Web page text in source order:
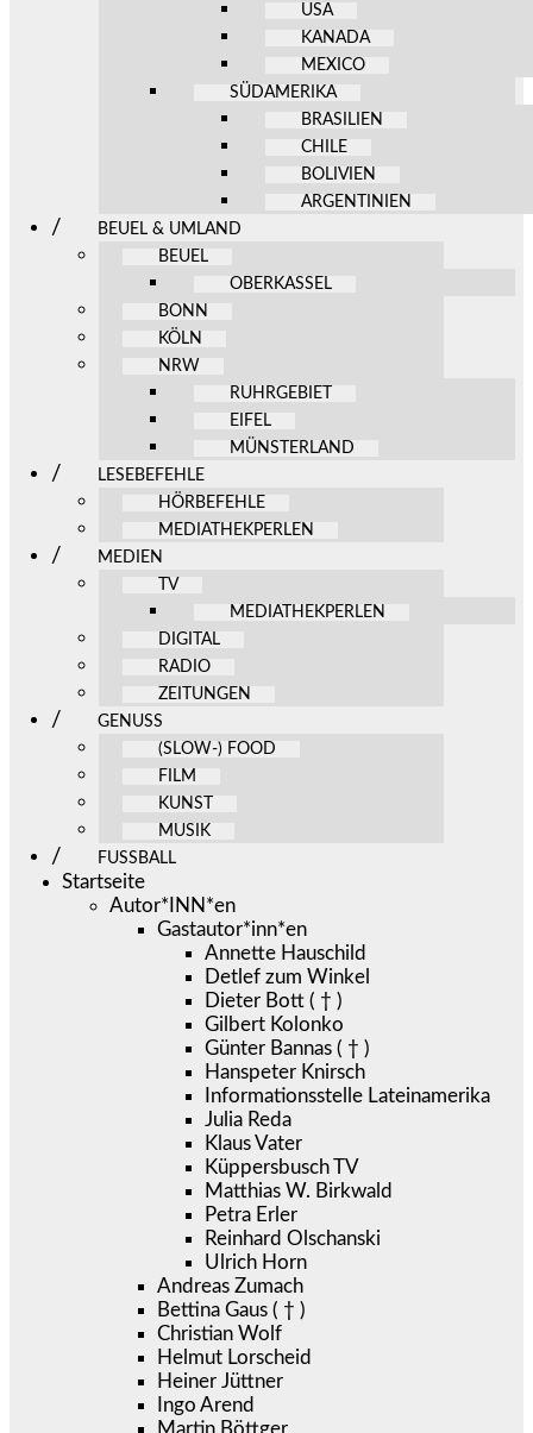
USA
KANADA
MEXICO
SÜDAMERIKA
BRASILIEN
CHILE
BOLIVIEN
ARGENTINIEN
BEUEL & UMLAND
BEUEL
OBERKASSEL
BONN
KÖLN
NRW
RUHRGEBIET
EIFEL
MÜNSTERLAND
LESEBEFEHLE
HÖRBEFEHLE
MEDIATHEKPERLEN
MEDIEN
TV
MEDIATHEKPERLEN
DIGITAL
RADIO
ZEITUNGEN
GENUSS
(SLOW-) FOOD
FILM
KUNST
MUSIK
FUSSBALL
Startseite
Autor*INN*en
Gastautor*inn*en
Annette Hauschild
Detlef zum Winkel
Dieter Bott ( † )
Gilbert Kolonko
Günter Bannas ( † )
Hanspeter Knirsch
Informationsstelle Lateinamerika
Julia Reda
Klaus Vater
Küppersbusch TV
Matthias W. Birkwald
Petra Erler
Reinhard Olschanski
Ulrich Horn
Andreas Zumach
Bettina Gaus ( † )
Christian Wolf
Helmut Lorscheid
Heiner Jüttner
Ingo Arend
Martin Böttger